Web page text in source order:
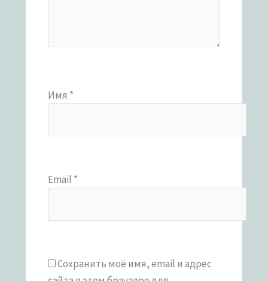
Имя *
Email *
Сохранить моё имя, email и адрес